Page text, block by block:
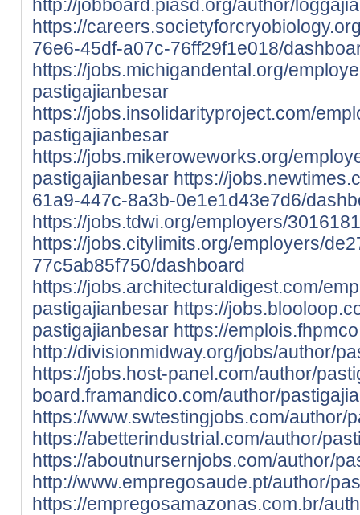
http://jobboard.piasd.org/author/
https://
76e6-45df-a07c-76ff29f1e018/
https://jobs.michigandental.org/
pastigajianbesar
https://jobs.insolidarityproject.com/
pastigajianbesar
https://jobs.mikeroweworks.org/
pastigajianbesar https://
61a9-447c-8a3b-0e1e1d43e7d6/
https://jobs.tdwi.org/employers/
https://jobs.citylimits.org/employers/
77c5ab85f750/dashboard
https://jobs.architecturaldigest.com/
pastigajianbesar https://
pastigajianbesar https://
http://divisionmidway.org/jobs/author/
https://jobs.host-panel.com/author/
board.framandico.com/author/
https://www.swtestingjobs.com/author/
https://abetterindustrial.com/author/
https://aboutnursernjobs.com/author/
http://www.empregosaude.pt/author/
https://empregosamazonas.com.br/